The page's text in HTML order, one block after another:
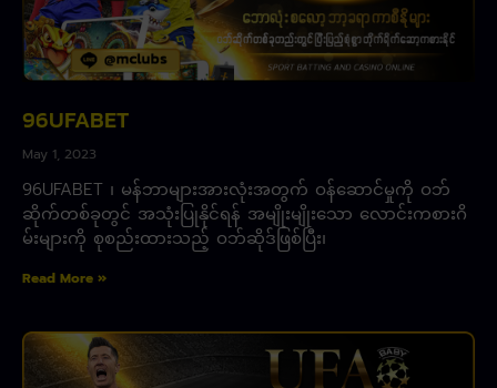
96UFABET
May 1, 2023
96UFABET ၊ မန်ဘာများအားလုံးအတွက် ဝန်ဆောင်မှုကို ဝဘ်
ဆိုက်တစ်ခုတွင် အသုံးပြုနိုင်ရန် အမျိုးမျိုးသော လောင်းကစားဂိ
မ်းများကို စုစည်းထားသည့် ဝဘ်ဆိုဒ်ဖြစ်ပြီး၊
Read More »